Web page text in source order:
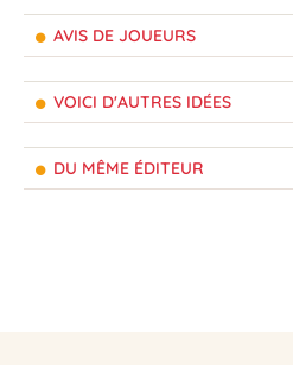
AVIS DE JOUEURS
VOICI D'AUTRES IDÉES
DU MÊME ÉDITEUR